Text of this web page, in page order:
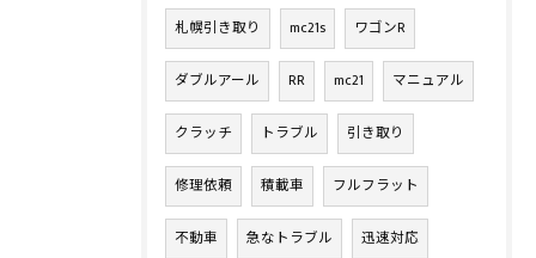
札幌引き取り mc21s ワゴンR
ダブルアール RR mc21 マニュアル
クラッチ トラブル 引き取り
修理依頼 積載車 フルフラット
不動車 急なトラブル 迅速対応